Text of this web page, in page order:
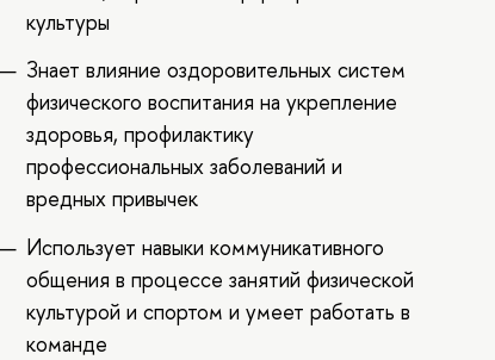
культуры
Знает влияние оздоровительных систем
физического воспитания на укрепление
здоровья, профилактику
профессиональных заболеваний и
вредных привычек
Использует навыки коммуникативного
общения в процессе занятий физической
культурой и спортом и умеет работать в
команде